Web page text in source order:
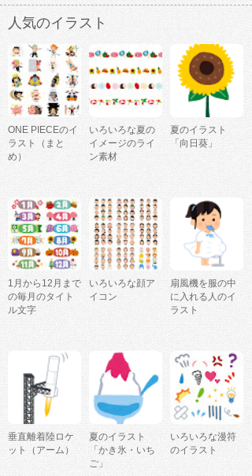
人気のイラスト
ONE PIECEのイ
ラスト（まと
め）
いろいろな夏の
イメージのライ
ン素材
夏のイラスト
「向日葵」
1月から12月まで
の毎月のタイト
ル文字
いろいろな顔ア
イコン
扇風機を服の中
に入れる人のイ
ラスト
垂直離着陸ロケ
ット（アーム）
夏のイラスト
「かき氷・いち
ご」
いろいろな漫符
のイラスト